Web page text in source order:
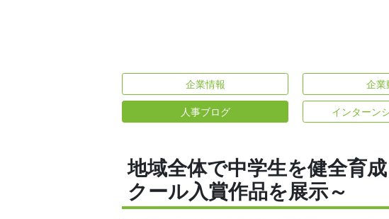
企業情報 企業
人事ブログ インターン
地域全体で中学生を健全育
クール入賞作品を展示～